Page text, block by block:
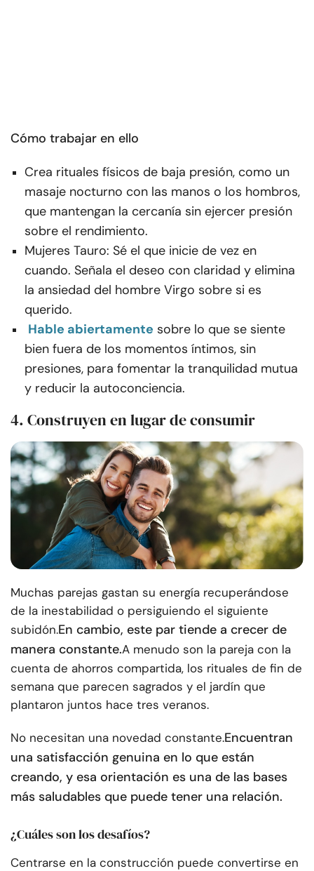
Cómo trabajar en ello
Crea rituales físicos de baja presión, como un
masaje nocturno con las manos o los hombros,
que mantengan la cercanía sin ejercer presión
sobre el rendimiento.
Mujeres Tauro: Sé el que inicie de vez en
cuando. Señala el deseo con claridad y elimina
la ansiedad del hombre Virgo sobre si es
querido.
Hable abiertamente sobre lo que se siente
bien fuera de los momentos íntimos, sin
presiones, para fomentar la tranquilidad mutua
y reducir la autoconciencia.
4. Construyen en lugar de consumir
Muchas parejas gastan su energía recuperándose
de la inestabilidad o persiguiendo el siguiente
subidón.En cambio, este par tiende a crecer de
manera constante.A menudo son la pareja con la
cuenta de ahorros compartida, los rituales de fin de
semana que parecen sagrados y el jardín que
plantaron juntos hace tres veranos.
No necesitan una novedad constante.Encuentran
una satisfacción genuina en lo que están
creando, y esa orientación es una de las bases
más saludables que puede tener una relación.
¿Cuáles son los desafíos?
Centrarse en la construcción puede convertirse en